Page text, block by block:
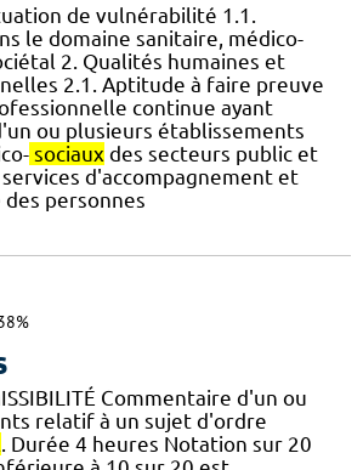
de vulnérabilité 1.1.
le domaine sanitaire, médico-
2. Qualités humaines et
2.1. Aptitude à faire preuve
continue ayant
ou plusieurs établissements
sociaux des secteurs public et
d'accompagnement et
personnes
Commentaire d'un ou
relatif à un sujet d'ordre
. Durée 4 heures Notation sur 20